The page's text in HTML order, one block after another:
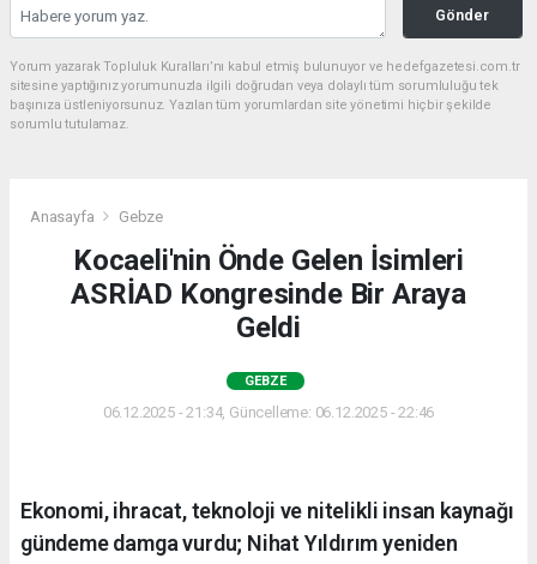
Gönder
Yorum yazarak Topluluk Kuralları’nı kabul etmiş bulunuyor ve hedefgazetesi.com.tr
sitesine yaptığınız yorumunuzla ilgili doğrudan veya dolaylı tüm sorumluluğu tek
başınıza üstleniyorsunuz. Yazılan tüm yorumlardan site yönetimi hiçbir şekilde
sorumlu tutulamaz.
Anasayfa Gebze
Kocaeli'nin Önde Gelen İsimleri
ASRİAD Kongresinde Bir Araya
Geldi
GEBZE
06.12.2025 - 21:34, Güncelleme: 06.12.2025 - 22:46
Ekonomi, ihracat, teknoloji ve nitelikli insan kaynağı
gündeme damga vurdu; Nihat Yıldırım yeniden